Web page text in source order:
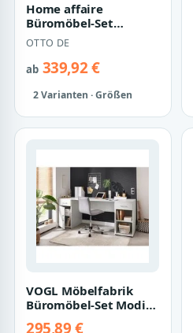
Home affaire
Büromöbel-Set
CiTY/GiRON, (Set)
OTTO DE
ab339,92 €
2 Varianten · Größen
VOGL Möbelfabrik
Büromöbel-Set Modila,
(Set, 3-tlg), Set 3 tlg.
295,89 €